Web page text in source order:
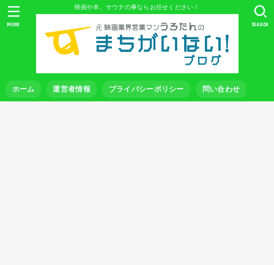
映画や本、サウナの事ならお任せください！
ホーム 運営者情報 プライバシーポリシー 問い合わせ
SEARCH
MENU